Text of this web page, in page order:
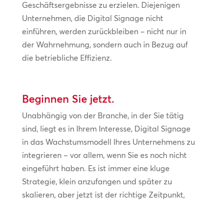
Geschäftsergebnisse zu erzielen. Diejenigen
Unternehmen, die Digital Signage nicht
einführen, werden zurückbleiben – nicht nur in
der Wahrnehmung, sondern auch in Bezug auf
die betriebliche Effizienz.
Beginnen Sie jetzt.
Unabhängig von der Branche, in der Sie tätig
sind, liegt es in Ihrem Interesse, Digital Signage
in das Wachstumsmodell Ihres Unternehmens zu
integrieren – vor allem, wenn Sie es noch nicht
eingeführt haben. Es ist immer eine kluge
Strategie, klein anzufangen und später zu
skalieren, aber jetzt ist der richtige Zeitpunkt,